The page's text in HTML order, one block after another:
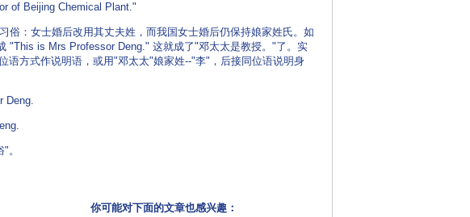
of Beijing Chemical Plant."
：女士婚后改用其丈夫姓，而我国女士婚后仍保持娘家姓氏。如
"This is Mrs Professor Deng." 这就成了"邓太太是教授。"了。实
语方式作说明语，或用"邓太太"娘家姓--"李"，后接同位语说明身
Deng.
。
你可能对下面的文章也感兴趣：